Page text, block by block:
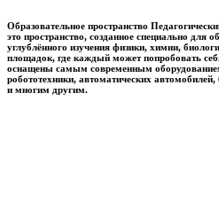
Образовательное пространство
это пространство, созданное специально для
углублённого изучения физики, химии,
площадок, где каждый может попробовать
оснащены самым современным
робототехники, автоматических
и многим другим.